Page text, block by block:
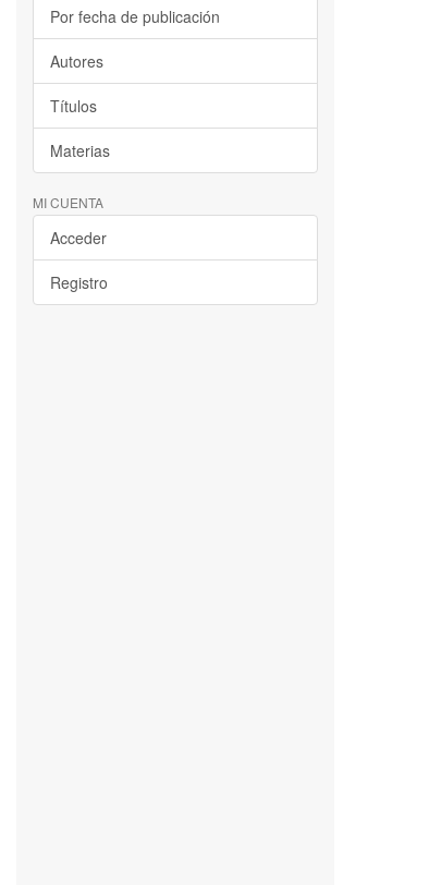
Por fecha de publicación
Autores
Títulos
Materias
MI CUENTA
Acceder
Registro